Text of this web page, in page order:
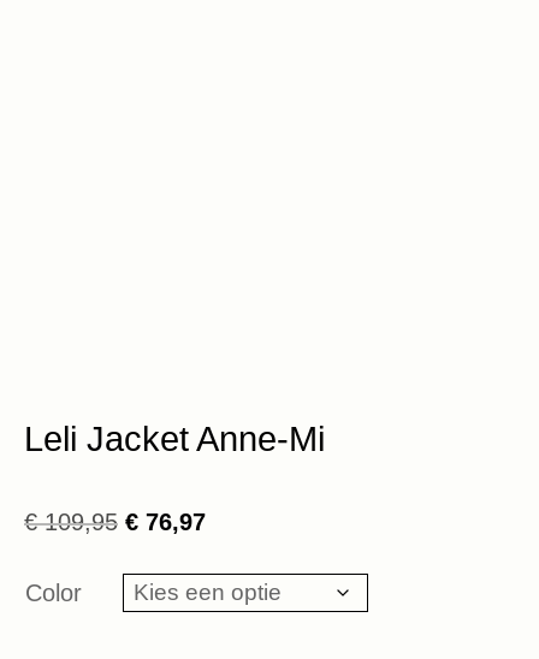
Leli Jacket Anne-Mi
€109,95 Oorspronkelijke
was:
€ 109,95.
€ 76,97Huidige
is:
€ 76,97.
Color